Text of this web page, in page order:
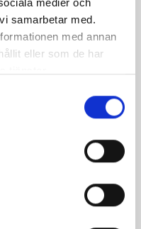
medier och
samarbetar med.
med annan
eller som de har
Ärtsoppa